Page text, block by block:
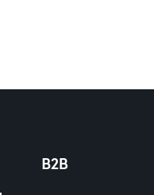
B2B